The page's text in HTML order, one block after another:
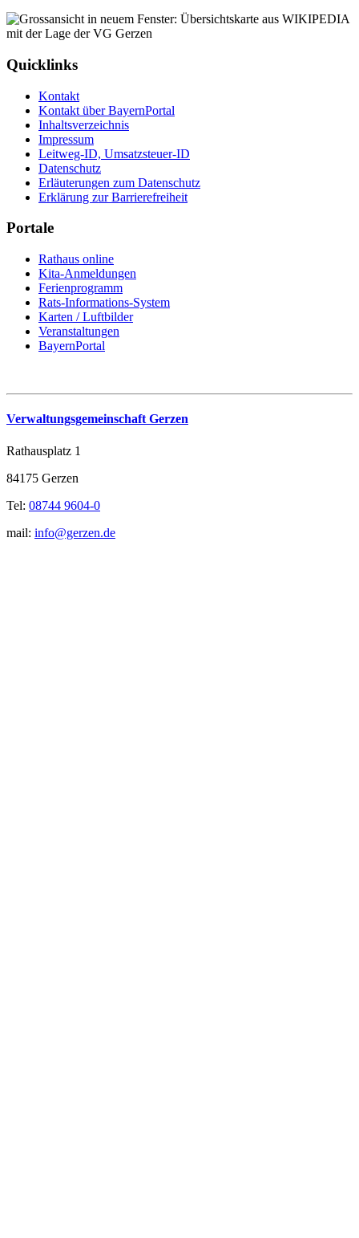
Quicklinks
Kontakt
Kontakt über BayernPortal
Inhaltsverzeichnis
Impressum
Leitweg-ID, Umsatzsteuer-ID
Datenschutz
Erläuterungen zum Datenschutz
Erklärung zur Barrierefreiheit
Portale
Rathaus online
Kita-Anmeldungen
Ferienprogramm
Rats-Informations-System
Karten / Luftbilder
Veranstaltungen
BayernPortal
Verwaltungsgemeinschaft Gerzen
Rathausplatz 1
84175 Gerzen
Tel: 08744 9604-0
mail: info@gerzen.de